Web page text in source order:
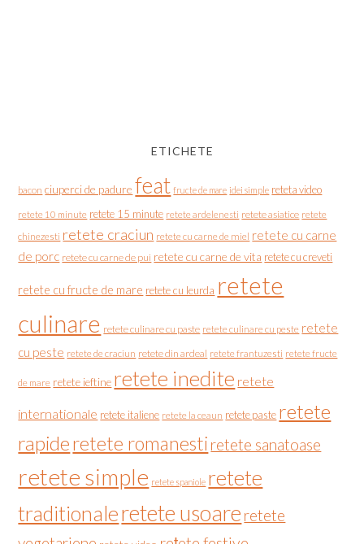
ETICHETE
bacon ciuperci de padure feat fructe de mare idei simple reteta video
retete 10 minute retete 15 minute retete ardelenesti retete asiatice retete
chinezesti retete craciun retete cu carne de miel retete cu carne
de porc retete cu carne de pui retete cu carne de vita retete cu creveti
retete cu fructe de mare retete cu leurda retete
culinare retete culinare cu paste retete culinare cu peste retete
cu peste retete de craciun retete din ardeal retete frantuzesti retete fructe
de mare retete ieftine retete inedite retete
internationale retete italiene retete la ceaun retete paste retete
rapideretete romanesti retete sanatoase
retete simple retete spaniole retete
traditionaleretete usoare retete